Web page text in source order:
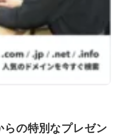
の特別なプレゼン